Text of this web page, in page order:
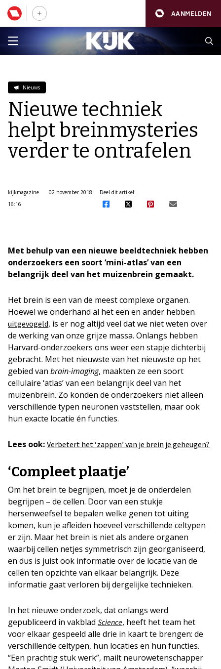
AANMELDEN
Nieuws
Nieuwe techniek
helpt breinmysteries
verder te ontrafelen
kijkmagazine
02 november 2018
16:16
Deel dit artikel:
Met behulp van een nieuwe beeldtechniek hebben
onderzoekers een soort ‘mini-atlas’ van een
belangrijk deel van het muizenbrein gemaakt.
Het brein is een van de meest complexe organen.
Hoewel we onderhand al het een en ander hebben
uitgevogeld, is er nog altijd veel dat we niet weten over
de werking van onze grijze massa. Onlangs hebben
Harvard-onderzoekers ons weer een stapje dichterbij
gebracht. Met het nieuwste van het nieuwste op het
gebied van brain-imaging, maakten ze een soort
cellulaire ‘atlas’ van een belangrijk deel van het
muizenbrein. Zo konden de onderzoekers niet alleen
verschillende typen neuronen vaststellen, maar ook
hun exacte locatie én functies.
Lees ook: Verbetert het ‘zappen’ van je brein je geheugen?
‘Compleet plaatje’
Om het brein te begrijpen, moet je de onderdelen
begrijpen – de cellen. Door van een stukje
hersenweefsel te bepalen welke genen tot uiting
komen, kun je afleiden hoeveel verschillende celtypen
er zijn. Maar het brein is niet als andere organen
waarbij cellen netjes symmetrisch zijn georganiseerd,
en dus is juist ook informatie over de locatie van de
cellen ten opzichte van elkaar belangrijk. Deze
informatie gaat verloren bij dergelijke technieken.
In het nieuwe onderzoek, dat onlangs werd
gepubliceerd in vakblad Science, heeft het team het
voor elkaar gespeeld alle drie in kaart te brengen: de
verschillende celtypen, hun locaties en hun functies.
“Een prachtig stuk werk”, mailt neurowetenschapper